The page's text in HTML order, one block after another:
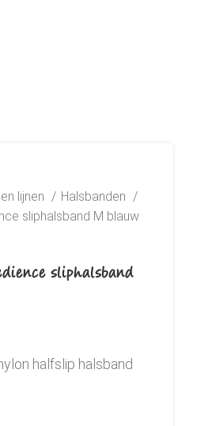
lijnen
Halsbanden
sliphalsband M blauw
sliphalsband
halfslip halsband